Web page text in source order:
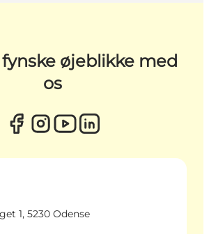
øjeblikke med
os
1, 5230 Odense